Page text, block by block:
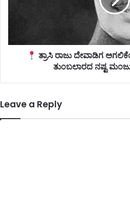
ತ್ರಾಸಿ ರಾಜು ದೇವಾಡಿಗ
ತುಂಬಲಾರದ ನಷ್ಟ
Leave a Reply